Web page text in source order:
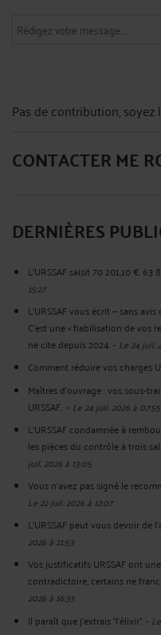
Pas de contribution, soyez
CONTACTER ME
DERNIÈRES
L'URSSAF saisit 70 201,10 €.
15:27
L'URSSAF vous écrit — sans
C'est une « fiabilisation de vos
ne cite depuis 2024.- Le 24 juil.
Comment réduire vos charges
Maîtres d'ouvrage : vos sous-
URSSAF. - Le 24 juil. 2026 à 07:55
L'URSSAF condamnée à
les pièces du contrôle à trois
juil. 2026 à 13:05
Vous n'avez pas signé le
Le 22 juil. 2026 à 12:07
L’URSSAF peut vous devoir de
2026 à 21:53
Vos justificatifs URSSAF ont
contradictoire, certains ne
2026 à 16:35
Il paraît que j'extrais "l'élixir".-